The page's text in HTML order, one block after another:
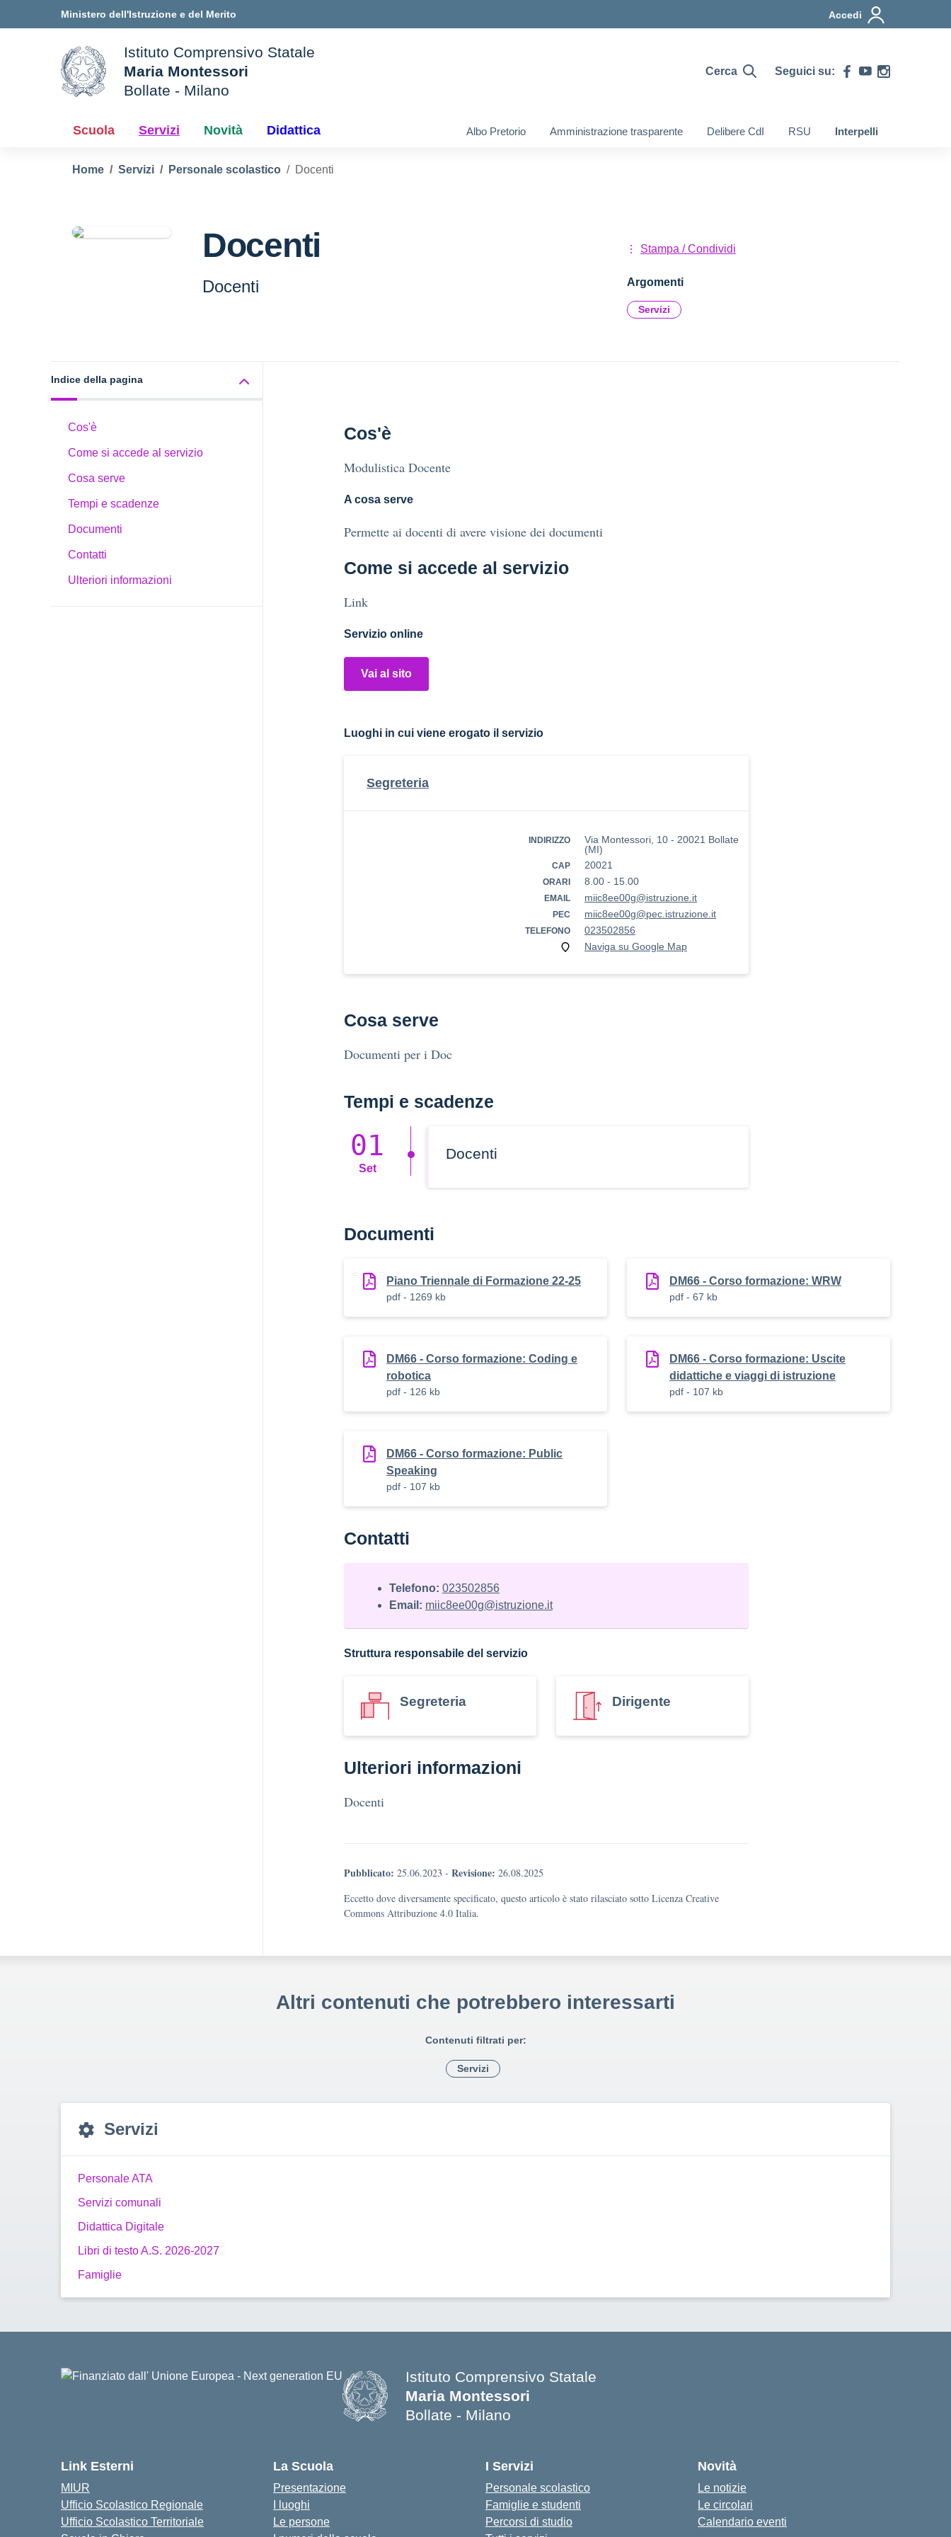
Ministero dell'Istruzione e del Merito Accedi
della scuola
Istituto Comprensivo Statale
Maria Montessori
Bollate - Milano
Cerca Seguici su:
Scuola Servizi Novità Didattica Albo Pretorio Amministrazione trasparente Delibere CdI RSU Interpelli
Home Servizi Personale scolastico Docenti
Docenti
Docenti
Stampa / Condividi
Argomenti
Servizi
Indice della pagina
Cos'è
Come si accede al servizio
Cosa serve
Tempi e scadenze
Documenti
Contatti
Ulteriori informazioni
Cos'è
Modulistica Docente
A cosa serve
Permette ai docenti di avere visione dei documenti
Come si accede al servizio
Link
Servizio online
Vai al sito
Luoghi in cui viene erogato il servizio
Segreteria
INDIRIZZO
Via Montessori, 10 - 20021 Bollate
(MI)
CAP 20021
ORARI 8.00 - 15.00
EMAIL miic8ee00g@istruzione.it
PEC miic8ee00g@pec.istruzione.it
TELEFONO
023502856
Naviga su Google Map
Cosa serve
Documenti per i Doc
Tempi e scadenze
Docenti
01
Set
Documenti
Piano Triennale di Formazione 22-25
pdf - 1269 kb
DM66 - Corso formazione: WRW
pdf - 67 kb
DM66 - Corso formazione: Coding e
robotica
pdf - 126 kb
DM66 - Corso formazione: Uscite
didattiche e viaggi di istruzione
pdf - 107 kb
DM66 - Corso formazione: Public
Speaking
pdf - 107 kb
Contatti
Telefono: 023502856
Email: miic8ee00g@istruzione.it
Struttura responsabile del servizio
Segreteria Dirigente
Ulteriori informazioni
Docenti
Pubblicato: 25.06.2023 - Revisione: 26.08.2025
Eccetto dove diversamente specificato, questo articolo è stato rilasciato sotto Licenza Creative
Commons Attribuzione 4.0 Italia.
Altri contenuti che potrebbero interessarti
Contenuti filtrati per:
Servizi
Servizi
Personale ATA
Servizi comunali
Didattica Digitale
Libri di testo A.S. 2026-2027
Famiglie
Istituto Comprensivo Statale
Maria Montessori
Bollate - Milano
Link Esterni
MIUR
Ufficio Scolastico Regionale
Ufficio Scolastico Territoriale
La Scuola
Presentazione
I luoghi
Le persone
I Servizi
Personale scolastico
Famiglie e studenti
Percorsi di studio
Novità
Le notizie
Le circolari
Calendario eventi